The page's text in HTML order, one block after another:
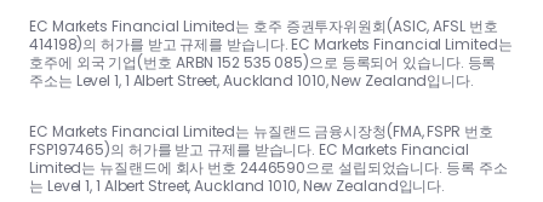
EC Markets Financial Limited는 호주 증권투자위원회(ASIC, AFSL 번호
414198)의 허가를 받고 규제를 받습니다. EC Markets Financial Limited는
호주에 외국 기업(번호 ARBN 152 535 085)으로 등록되어 있습니다. 등록
주소는 Level 1, 1 Albert Street, Auckland 1010, New Zealand입니다.
EC Markets Financial Limited는 뉴질랜드 금융시장청(FMA, FSPR 번호
FSP197465)의 허가를 받고 규제를 받습니다. EC Markets Financial
Limited는 뉴질랜드에 회사 번호 2446590으로 설립되었습니다. 등록 주소
는 Level 1, 1 Albert Street, Auckland 1010, New Zealand입니다.